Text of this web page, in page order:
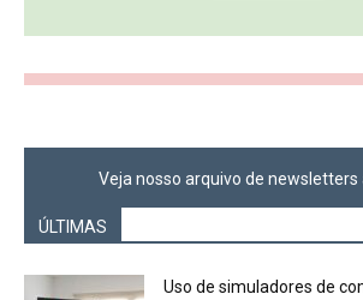
Veja nosso arquivo de newsletters
ÚLTIMAS
Uso de simuladores de